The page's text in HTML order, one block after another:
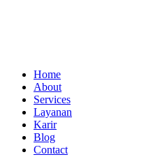
Home
About
Services
Layanan
Karir
Blog
Contact